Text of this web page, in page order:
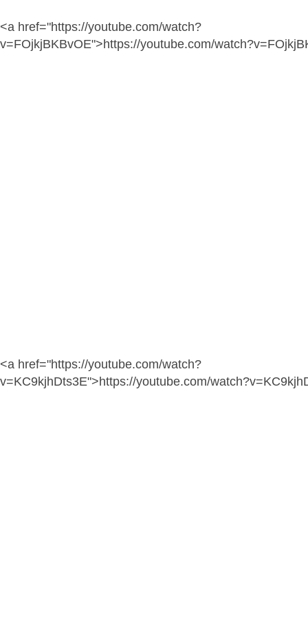
<a href="https://youtube.com/watch?
v=FOjkjBKBvOE">https://youtube.com/
<a href="https://youtube.com/watch?
v=KC9kjhDts3E">https://youtube.com/